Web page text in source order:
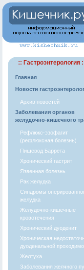
:: Гастроэнтерология
Главная
Новости
Архив новостей
Заболевания органов
желудочно-кишечного
Рефлюкс-эзофагит
(рефлюксная болезнь)
Пищевод Баррета
Хронический гастрит
Язвенная болезнь
Рак желудка
Синдромы
желудка
Желудочно-кишечные
кровотечения
Хронический дуоденит
Хроническая
дуоденальной
Желтуха
Заболевания желчного